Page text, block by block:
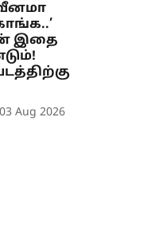
இதை
03 Aug 2026